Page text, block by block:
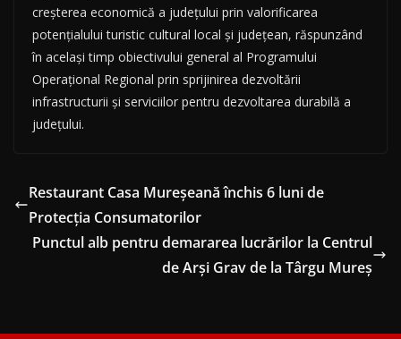
creşterea economică a judeţului prin valorificarea
potenţialului turistic cultural local şi judeţean, răspunzând
în acelaşi timp obiectivului general al Programului
Operaţional Regional prin sprijinirea dezvoltării
infrastructurii şi serviciilor pentru dezvoltarea durabilă a
judeţului.
Restaurant Casa Mureșeană închis 6 luni de
Protecția Consumatorilor
Punctul alb pentru demararea lucrărilor la Centrul
de Arşi Grav de la Târgu Mureş